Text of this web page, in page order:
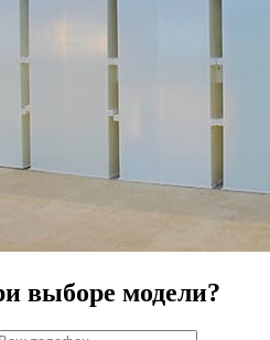
выборе модели?